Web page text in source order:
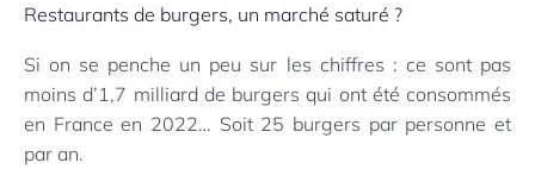
Restaurants de burgers, un marché saturé ?
Si on se penche un peu sur les chiffres : ce sont pas
moins d’1,7 milliard de burgers qui ont été consommés
en France en 2022… Soit 25 burgers par personne et
par an.